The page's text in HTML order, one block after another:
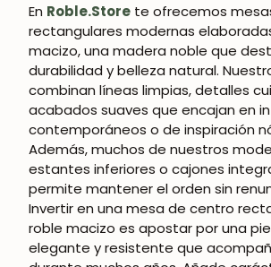
En Roble.Store te ofrecemos
rectangulares modernas
macizo, una madera noble que
durabilidad y belleza natural.
combinan líneas limpias, detalles
acabados suaves que encajan en
contemporáneos o de inspiración
Además, muchos de nuestros
estantes inferiores o cajones
permite mantener el orden sin
Invertir en una mesa de centro
roble macizo es apostar por una
elegante y resistente que